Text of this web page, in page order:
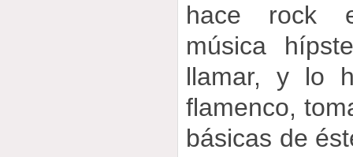
hace rock
música
llamar, y lo
flamenco,
básicas de